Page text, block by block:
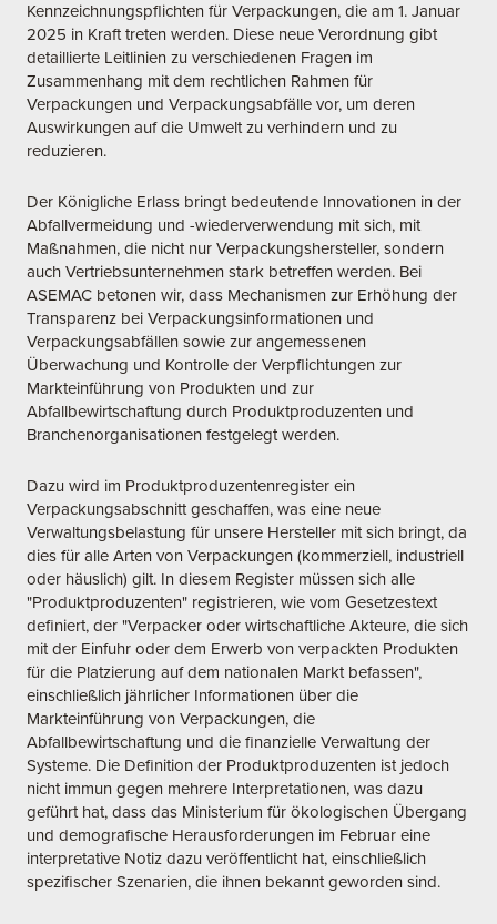
Kennzeichnungspflichten für Verpackungen, die am 1. Januar
2025 in Kraft treten werden. Diese neue Verordnung gibt
detaillierte Leitlinien zu verschiedenen Fragen im
Zusammenhang mit dem rechtlichen Rahmen für
Verpackungen und Verpackungsabfälle vor, um deren
Auswirkungen auf die Umwelt zu verhindern und zu
reduzieren.
Der Königliche Erlass bringt bedeutende Innovationen in der
Abfallvermeidung und -wiederverwendung mit sich, mit
Maßnahmen, die nicht nur Verpackungshersteller, sondern
auch Vertriebsunternehmen stark betreffen werden. Bei
ASEMAC betonen wir, dass Mechanismen zur Erhöhung der
Transparenz bei Verpackungsinformationen und
Verpackungsabfällen sowie zur angemessenen
Überwachung und Kontrolle der Verpflichtungen zur
Markteinführung von Produkten und zur
Abfallbewirtschaftung durch Produktproduzenten und
Branchenorganisationen festgelegt werden.
Dazu wird im Produktproduzentenregister ein
Verpackungsabschnitt geschaffen, was eine neue
Verwaltungsbelastung für unsere Hersteller mit sich bringt, da
dies für alle Arten von Verpackungen (kommerziell, industriell
oder häuslich) gilt. In diesem Register müssen sich alle
"Produktproduzenten" registrieren, wie vom Gesetzestext
definiert, der "Verpacker oder wirtschaftliche Akteure, die sich
mit der Einfuhr oder dem Erwerb von verpackten Produkten
für die Platzierung auf dem nationalen Markt befassen",
einschließlich jährlicher Informationen über die
Markteinführung von Verpackungen, die
Abfallbewirtschaftung und die finanzielle Verwaltung der
Systeme. Die Definition der Produktproduzenten ist jedoch
nicht immun gegen mehrere Interpretationen, was dazu
geführt hat, dass das Ministerium für ökologischen Übergang
und demografische Herausforderungen im Februar eine
interpretative Notiz dazu veröffentlicht hat, einschließlich
spezifischer Szenarien, die ihnen bekannt geworden sind.